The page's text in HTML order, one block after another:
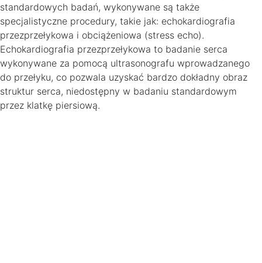
standardowych badań, wykonywane są także
specjalistyczne procedury, takie jak: echokardiografia
przezprzełykowa i obciążeniowa (stress echo).
Echokardiografia przezprzełykowa to badanie serca
wykonywane za pomocą ultrasonografu wprowadzanego
do przełyku, co pozwala uzyskać bardzo dokładny obraz
struktur serca, niedostępny w badaniu standardowym
przez klatkę piersiową.